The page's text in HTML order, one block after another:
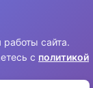
Коммерческое
сайта.
с политикой